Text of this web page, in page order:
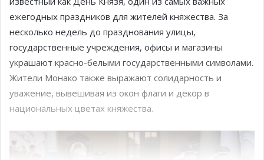
ежегодных праздников для жителей княжества. За
несколько недель до празднования улицы,
государственные учреждения, офисы и магазины
украшают красно-белыми государственными символами.
Жители Монако также выражают солидарность и
уважение, вывешивая из окон флаги и декор в
национальных цветах княжества.